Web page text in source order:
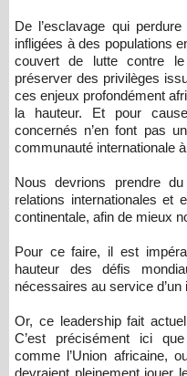
De l’esclavage qui
infligées à des populations
couvert de lutte contre
préserver des privilèges
ces enjeux profondément
la hauteur. Et pour
concernés n’en font pas
communauté internationale
Nous devrions prendre
relations internationales et
continentale, afin de mieux
Pour ce faire, il est
hauteur des défis
nécessaires au service
Or, ce leadership fait
C’est précisément ici
comme l’Union africaine,
devraient pleinement